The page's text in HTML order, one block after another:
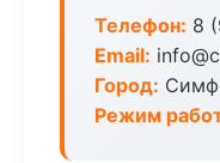
Телефон: 8
Email:
Город:
Режим